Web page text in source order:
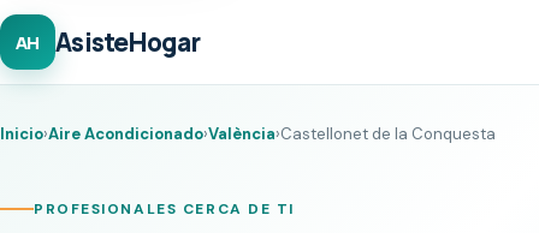
AH AsisteHogar
Inicio›Aire Acondicionado›València›Castellonet de la Conquesta
PROFESIONALES CERCA DE TI